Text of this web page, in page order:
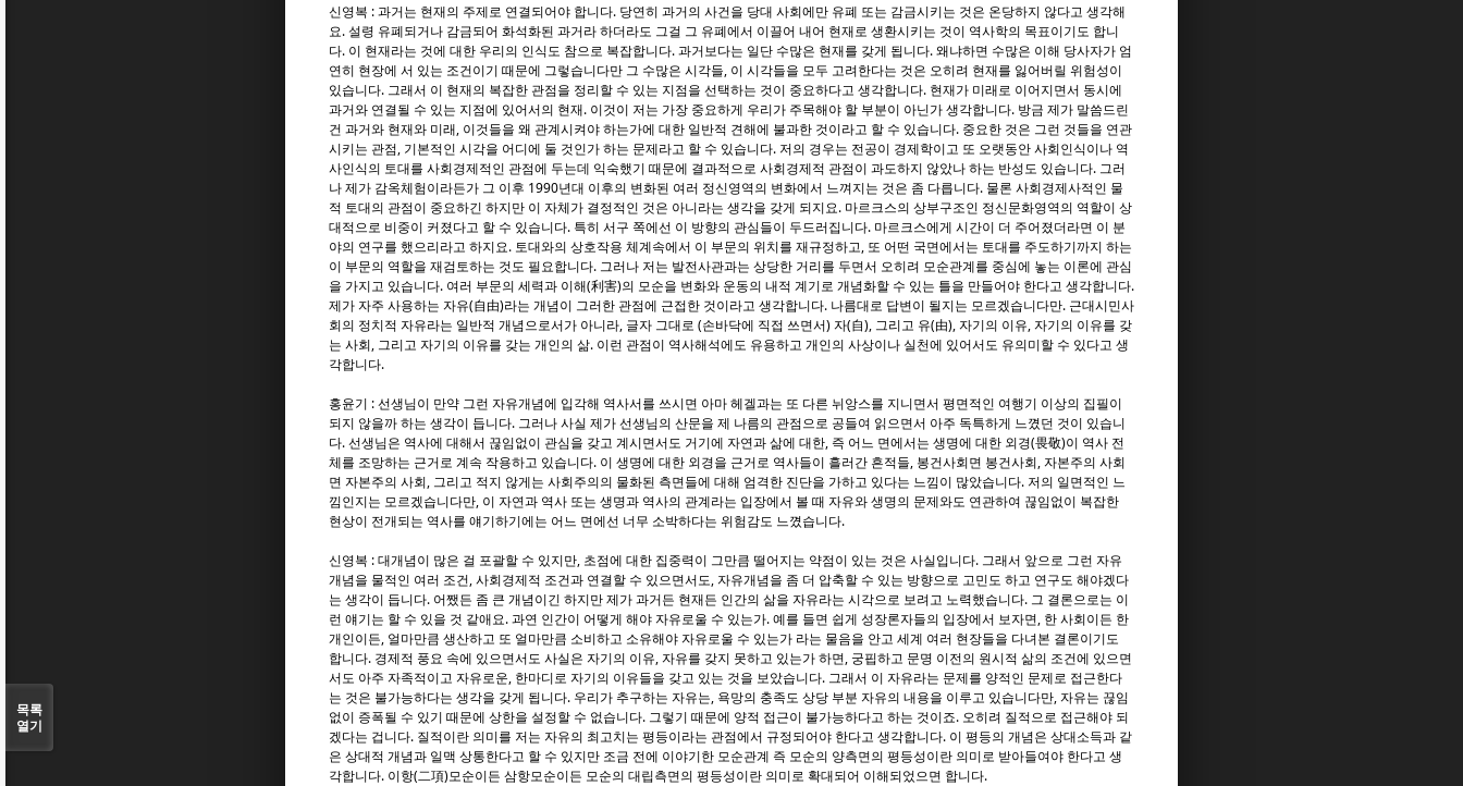
신영복 : 과거는 현재의 주제로 연결되어야 합니다. 당연히 과거의 사건을 당대 사회에만 유폐 또는 감금시키는 것은 온당하지 않다고 생각해
요. 설령 유폐되거나 감금되어 화석화된 과거라 하더라도 그걸 그 유폐에서 이끌어 내어 현재로 생환시키는 것이 역사학의 목표이기도 합니
다. 이 현재라는 것에 대한 우리의 인식도 참으로 복잡합니다. 과거보다는 일단 수많은 현재를 갖게 됩니다. 왜냐하면 수많은 이해 당사자가 엄
연히 현장에 서 있는 조건이기 때문에 그렇습니다만 그 수많은 시각들, 이 시각들을 모두 고려한다는 것은 오히려 현재를 잃어버릴 위험성이
있습니다. 그래서 이 현재의 복잡한 관점을 정리할 수 있는 지점을 선택하는 것이 중요하다고 생각합니다. 현재가 미래로 이어지면서 동시에
과거와 연결될 수 있는 지점에 있어서의 현재. 이것이 저는 가장 중요하게 우리가 주목해야 할 부분이 아닌가 생각합니다. 방금 제가 말씀드린
건 과거와 현재와 미래, 이것들을 왜 관계시켜야 하는가에 대한 일반적 견해에 불과한 것이라고 할 수 있습니다. 중요한 것은 그런 것들을 연관
시키는 관점, 기본적인 시각을 어디에 둘 것인가 하는 문제라고 할 수 있습니다. 저의 경우는 전공이 경제학이고 또 오랫동안 사회인식이나 역
사인식의 토대를 사회경제적인 관점에 두는데 익숙했기 때문에 결과적으로 사회경제적 관점이 과도하지 않았나 하는 반성도 있습니다. 그러
나 제가 감옥체험이라든가 그 이후 1990년대 이후의 변화된 여러 정신영역의 변화에서 느껴지는 것은 좀 다릅니다. 물론 사회경제사적인 물
적 토대의 관점이 중요하긴 하지만 이 자체가 결정적인 것은 아니라는 생각을 갖게 되지요. 마르크스의 상부구조인 정신문화영역의 역할이 상
대적으로 비중이 커졌다고 할 수 있습니다. 특히 서구 쪽에선 이 방향의 관심들이 두드러집니다. 마르크스에게 시간이 더 주어졌더라면 이 분
야의 연구를 했으리라고 하지요. 토대와의 상호작용 체계속에서 이 부문의 위치를 재규정하고, 또 어떤 국면에서는 토대를 주도하기까지 하는
이 부문의 역할을 재검토하는 것도 필요합니다. 그러나 저는 발전사관과는 상당한 거리를 두면서 오히려 모순관계를 중심에 놓는 이론에 관심
을 가지고 있습니다. 여러 부문의 세력과 이해(利害)의 모순을 변화와 운동의 내적 계기로 개념화할 수 있는 틀을 만들어야 한다고 생각합니다.
제가 자주 사용하는 자유(自由)라는 개념이 그러한 관점에 근접한 것이라고 생각합니다. 나름대로 답변이 될지는 모르겠습니다만. 근대시민사
회의 정치적 자유라는 일반적 개념으로서가 아니라, 글자 그대로 (손바닥에 직접 쓰면서) 자(自), 그리고 유(由), 자기의 이유, 자기의 이유를 갖
는 사회, 그리고 자기의 이유를 갖는 개인의 삶. 이런 관점이 역사해석에도 유용하고 개인의 사상이나 실천에 있어서도 유의미할 수 있다고 생
각합니다.
홍윤기 : 선생님이 만약 그런 자유개념에 입각해 역사서를 쓰시면 아마 헤겔과는 또 다른 뉘앙스를 지니면서 평면적인 여행기 이상의 집필이
되지 않을까 하는 생각이 듭니다. 그러나 사실 제가 선생님의 산문을 제 나름의 관점으로 공들여 읽으면서 아주 독특하게 느꼈던 것이 있습니
다. 선생님은 역사에 대해서 끊임없이 관심을 갖고 계시면서도 거기에 자연과 삶에 대한, 즉 어느 면에서는 생명에 대한 외경(畏敬)이 역사 전
체를 조망하는 근거로 계속 작용하고 있습니다. 이 생명에 대한 외경을 근거로 역사들이 흘러간 흔적들, 봉건사회면 봉건사회, 자본주의 사회
면 자본주의 사회, 그리고 적지 않게는 사회주의의 물화된 측면들에 대해 엄격한 진단을 가하고 있다는 느낌이 많았습니다. 저의 일면적인 느
낌인지는 모르겠습니다만, 이 자연과 역사 또는 생명과 역사의 관계라는 입장에서 볼 때 자유와 생명의 문제와도 연관하여 끊임없이 복잡한
현상이 전개되는 역사를 얘기하기에는 어느 면에선 너무 소박하다는 위험감도 느꼈습니다.
신영복 : 대개념이 많은 걸 포괄할 수 있지만, 초점에 대한 집중력이 그만큼 떨어지는 약점이 있는 것은 사실입니다. 그래서 앞으로 그런 자유
개념을 물적인 여러 조건, 사회경제적 조건과 연결할 수 있으면서도, 자유개념을 좀 더 압축할 수 있는 방향으로 고민도 하고 연구도 해야겠다
는 생각이 듭니다. 어쨌든 좀 큰 개념이긴 하지만 제가 과거든 현재든 인간의 삶을 자유라는 시각으로 보려고 노력했습니다. 그 결론으로는 이
런 얘기는 할 수 있을 것 같애요. 과연 인간이 어떻게 해야 자유로울 수 있는가. 예를 들면 쉽게 성장론자들의 입장에서 보자면, 한 사회이든 한
개인이든, 얼마만큼 생산하고 또 얼마만큼 소비하고 소유해야 자유로울 수 있는가 라는 물음을 안고 세계 여러 현장들을 다녀본 결론이기도
합니다. 경제적 풍요 속에 있으면서도 사실은 자기의 이유, 자유를 갖지 못하고 있는가 하면, 궁핍하고 문명 이전의 원시적 삶의 조건에 있으면
서도 아주 자족적이고 자유로운, 한마디로 자기의 이유들을 갖고 있는 것을 보았습니다. 그래서 이 자유라는 문제를 양적인 문제로 접근한다
는 것은 불가능하다는 생각을 갖게 됩니다. 우리가 추구하는 자유는, 욕망의 충족도 상당 부분 자유의 내용을 이루고 있습니다만, 자유는 끊임
없이 증폭될 수 있기 때문에 상한을 설정할 수 없습니다. 그렇기 때문에 양적 접근이 불가능하다고 하는 것이죠. 오히려 질적으로 접근해야 되
겠다는 겁니다. 질적이란 의미를 저는 자유의 최고치는 평등이라는 관점에서 규정되어야 한다고 생각합니다. 이 평등의 개념은 상대소득과 같
은 상대적 개념과 일맥 상통한다고 할 수 있지만 조금 전에 이야기한 모순관계 즉 모순의 양측면의 평등성이란 의미로 받아들여야 한다고 생
각합니다. 이항(二項)모순이든 삼항모순이든 모순의 대립측면의 평등성이란 의미로 확대되어 이해되었으면 합니다.
목록
열기